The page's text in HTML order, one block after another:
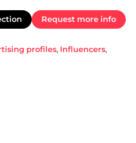
Request more info
profiles, Influencers,